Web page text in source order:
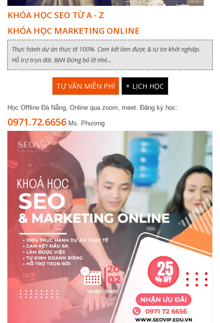
KHÓA HỌC SEO TỪ A - Z
KHÓA HỌC MARKETING ONLINE
Thực hành dự án thực tế 100%. Cam kết làm được & tự tin khởi nghiệp.
Hỗ trợ trọn đời. BẠN Đừng bỏ lỡ nhé...
TƯ VẤN MIỄN PHÍ + LỊCH HỌC
Học Offline Đà Nẵng, Online qua zoom, meet. Đăng ký học:
0971.72.6656 Ms. Phương